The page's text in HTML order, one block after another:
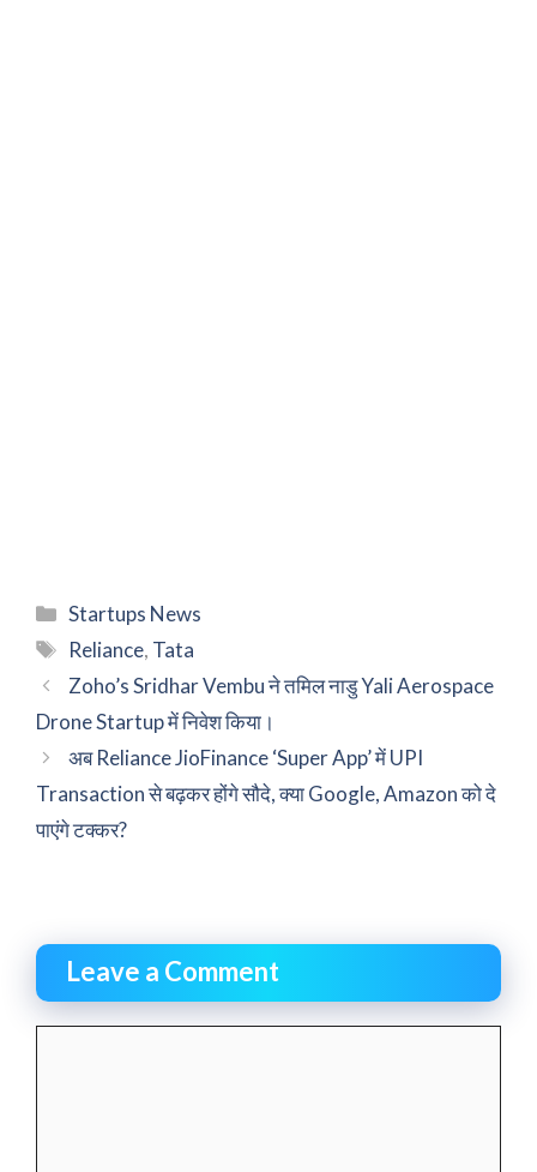
Categories
Startups News
Tags
Reliance, Tata
Zoho’s Sridhar Vembu ने तमिल नाडु Yali Aerospace
Drone Startup में निवेश किया।
अब Reliance JioFinance ‘Super App’ में UPI
Transaction से बढ़कर होंगे सौदे, क्या Google, Amazon को दे
पाएंगे टक्कर?
Leave a Comment